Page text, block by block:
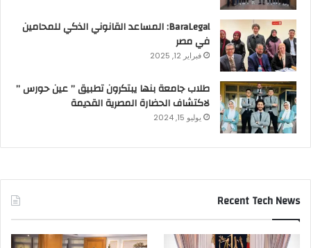
BaraLegal: المساعد القانوني الذكي للمحامين
في مصر
فبراير 12, 2025
طلاب جامعة بنها يبتكرون تطبيق ” عين حورس ”
لاكتشاف الحضارة المصرية القديمة
يوليو 15, 2024
Recent Tech News